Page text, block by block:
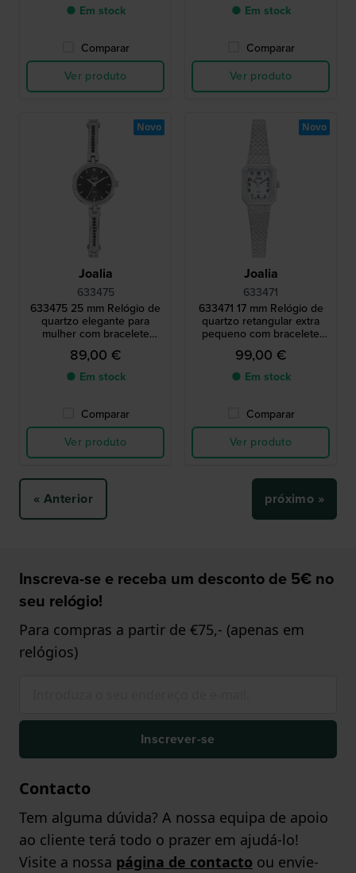
● Em stock
Comparar
Ver produto
● Em stock
Comparar
Ver produto
Joalia
633475
633475 25 mm Relógio de
quartzo elegante para
mulher com bracelete
pulseira
89,00 €
● Em stock
Comparar
Ver produto
Novo
Joalia
633471
633471 17 mm Relógio de
quartzo retangular extra
pequeno com bracelete
milanesa de design vintage
99,00 €
● Em stock
Comparar
Ver produto
Novo
« Anterior próximo »
Inscreva-se e receba um desconto de 5€ no
seu relógio!
Para compras a partir de €75,- (apenas em
relógios)
Inscrever-se
Contacto
Tem alguma dúvida? A nossa equipa de apoio
ao cliente terá todo o prazer em ajudá-lo!
Visite a nossa página de contacto ou envie-